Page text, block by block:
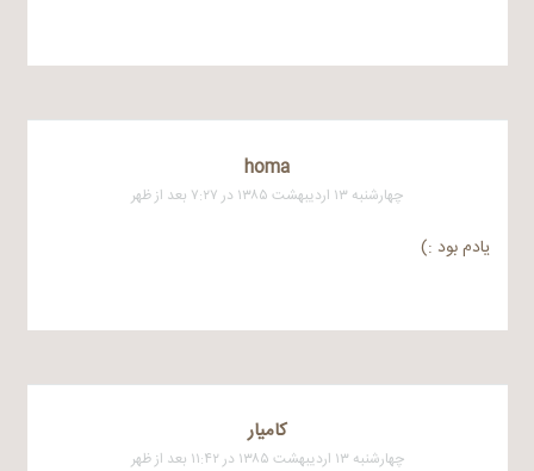
homa
چهارشنبه ۱۳ اردیبهشت ۱۳۸۵ در ۷:۲۷ بعد از ظهر
یادم بود :)
کامیار
چهارشنبه ۱۳ اردیبهشت ۱۳۸۵ در ۱۱:۴۲ بعد از ظهر